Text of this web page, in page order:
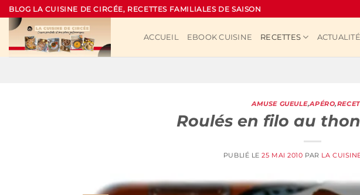
Passer
au
contenu
BLOG LA CUISINE DE CIRCÉE, RECETTES FAMILIALES DE SAISON
ACCUEIL EBOOK CUISINE RECETTES
AMUSE GUEULE,APÉRO,
Roulés en filo au
PUBLIÉ LE25 MAI 2010 PAR LA